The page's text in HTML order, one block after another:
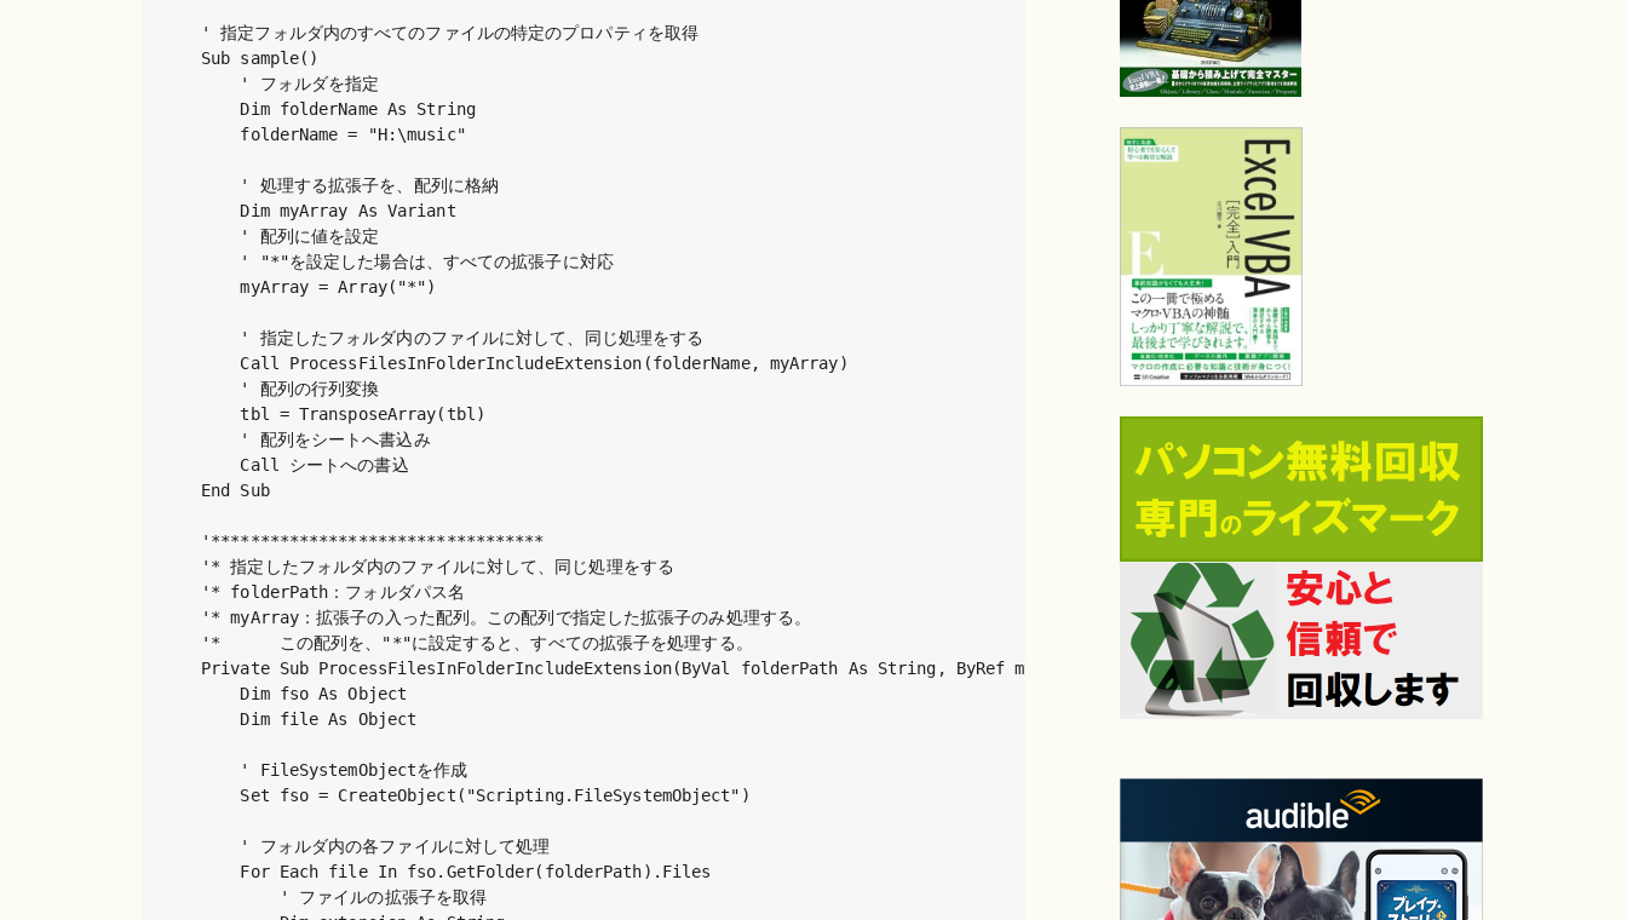
' 指定フォルダ内のすべてのファイルの特定のプロパティを取得
Sub sample()
    ' フォルダを指定
    Dim folderName As String
    folderName = "H:\music"
    ' 処理する拡張子を、配列に格納
    Dim myArray As Variant
    ' 配列に値を設定
    ' "*"を設定した場合は、すべての拡張子に対応
    myArray = Array("*")
    ' 指定したフォルダ内のファイルに対して、同じ処理をする
    Call ProcessFilesInFolderIncludeExtension(folderName, myArray)
    ' 配列の行列変換
    tbl = TransposeArray(tbl)
    ' 配列をシートへ書込み
    Call シートへの書込
End Sub
'**********************************
'* 指定したフォルダ内のファイルに対して、同じ処理をする
'* folderPath：フォルダパス名
'* myArray：拡張子の入った配列。この配列で指定した拡張子のみ処理する。
'*      この配列を、"*"に設定すると、すべての拡張子を処理する。
Private Sub ProcessFilesInFolderIncludeExtension(ByVal folderPath As String, ByRef myArray As Variant)
    Dim fso As Object
    Dim file As Object
    ' FileSystemObjectを作成
    Set fso = CreateObject("Scripting.FileSystemObject")
    ' フォルダ内の各ファイルに対して処理
    For Each file In fso.GetFolder(folderPath).Files
        ' ファイルの拡張子を取得